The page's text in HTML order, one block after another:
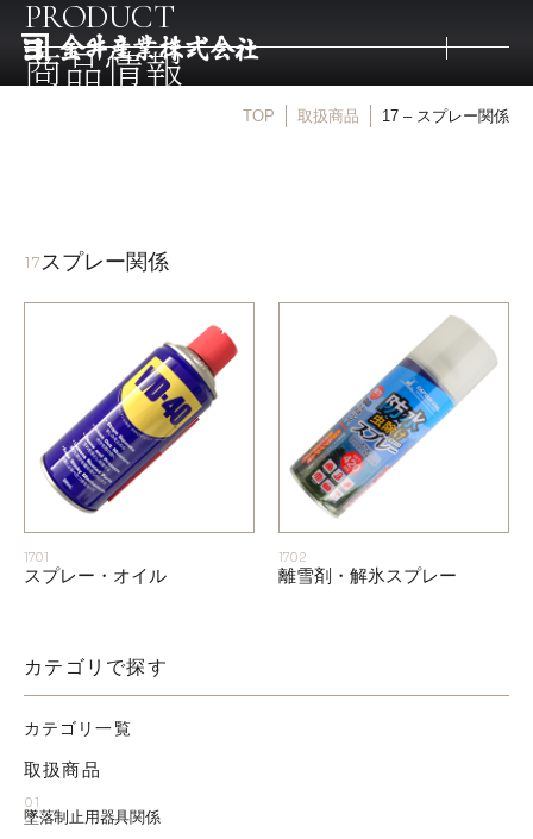
金井産業の強み
マルキン印
庖斬巴
お知らせ
採用情報
PRODUCT
商品情報
TOP 取扱商品 17 – スプレー関係
17スプレー関係
1701
スプレー・オイル
1702
離雪剤・解氷スプレー
カテゴリで探す
カテゴリ一覧
取扱商品
01
墜落制止用器具関係